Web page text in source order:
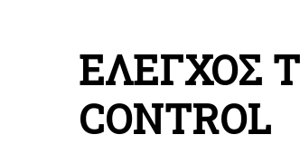
ΕΛΕΓΧΟΣ
CONTROL